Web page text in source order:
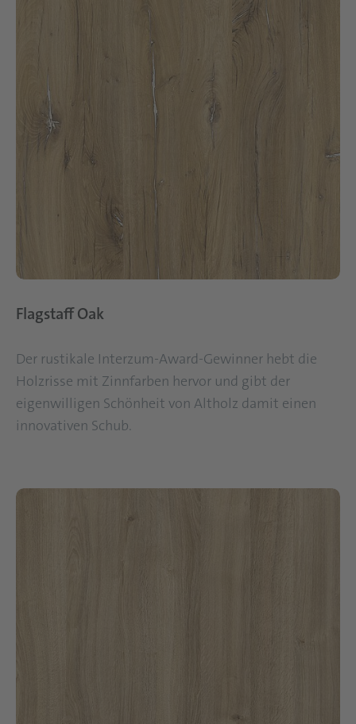
Flagstaff Oak
Der rustikale Interzum-Award-Gewinner hebt die
Holzrisse mit Zinnfarben hervor und gibt der
eigenwilligen Schönheit von Altholz damit einen
innovativen Schub.